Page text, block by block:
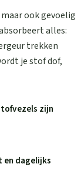
ook gevoelig
alles:
trekken
je stof dof,
zijn
en dagelijks